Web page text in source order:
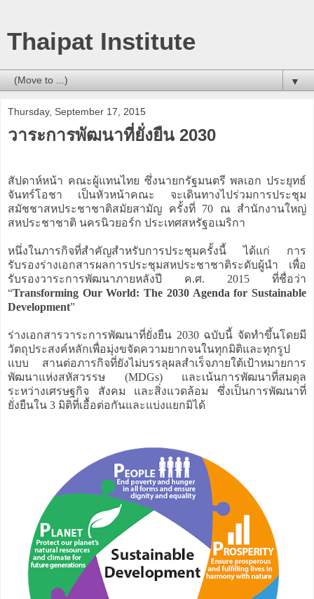
Thaipat Institute
▼
Thursday, September 17, 2015
วาระการพัฒนาที่ยั่งยืน 2030
สัปดาห์หน้า คณะผู้แทนไทย ซึ่งนายกรัฐมนตรี พลเอก ประยุทธ์
จันทร์โอชา เป็นหัวหน้าคณะ จะเดินทางไปร่วมการประชุม
สมัชชาสหประชาชาติสมัยสามัญ ครั้งที่ 70 ณ สำนักงานใหญ่
สหประชาชาติ นครนิวยอร์ก ประเทศสหรัฐอเมริกา
หนึ่งในภารกิจที่สำคัญสำหรับการประชุมครั้งนี้ ได้แก่ การ
รับรองร่างเอกสารผลการประชุมสหประชาชาติระดับผู้นำ เพื่อ
รับรองวาระการพัฒนาภายหลังปี ค.ศ. 2015 ที่ชื่อว่า
“Transforming Our World: The 2030 Agenda for Sustainable
Development”
ร่างเอกสารวาระการพัฒนาที่ยั่งยืน 2030 ฉบับนี้ จัดทำขึ้นโดยมี
วัตถุประสงค์หลักเพื่อมุ่งขจัดความยากจนในทุกมิติและทุกรูป
แบบ สานต่อภารกิจที่ยังไม่บรรลุผลสำเร็จภายใต้เป้าหมายการ
พัฒนาแห่งสหัสวรรษ (MDGs) และเน้นการพัฒนาที่สมดุล
ระหว่างเศรษฐกิจ สังคม และสิ่งแวดล้อม ซึ่งเป็นการพัฒนาที่
ยั่งยืนใน 3 มิติที่เอื้อต่อกันและแบ่งแยกมิได้